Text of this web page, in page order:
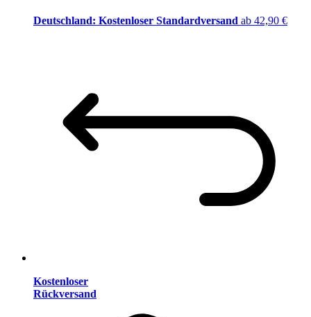
Deutschland: Kostenloser Standardversand ab 42,90 €
Kostenloser
Rückversand